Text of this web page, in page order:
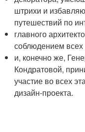
штрихи и
путешествий по
главного
соблюдением всех
и, конечно же,
Кондратовой,
участие во всех
дизайн-проекта.